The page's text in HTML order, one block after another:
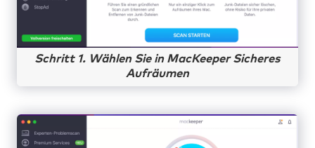
Schritt 1. Wählen Sie in MacKeeper Sicheres
Aufräumen